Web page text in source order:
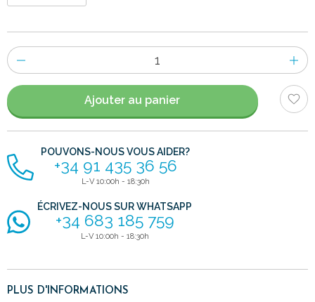
Nombre
d'items
Ajouter au panier
POUVONS-NOUS VOUS AIDER?
+34 91 435 36 56
L-V 10:00h - 18:30h
ÉCRIVEZ-NOUS SUR WHATSAPP
+34 683 185 759
L-V 10:00h - 18:30h
PLUS D'INFORMATIONS